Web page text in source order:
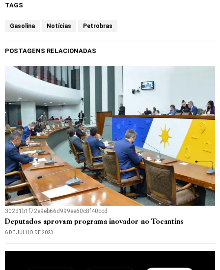
TAGS
Gasolina Notícias Petrobras
POSTAGENS RELACIONADAS
302d1b1f72e9eb66d999ee60c8f40ccd
Deputados aprovam programa inovador no Tocantins
6 DE JULHO DE 2023